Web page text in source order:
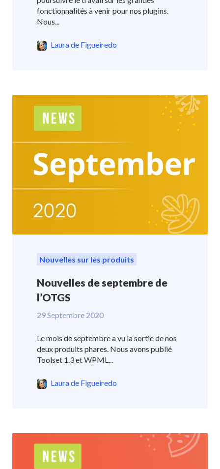
fonctionnalités à venir pour nos plugins.
Nous...
Laura de Figueiredo
Nouvelles sur les produits
Nouvelles de septembre de
l’OTGS
29 Septembre 2020
Le mois de septembre a vu la sortie de nos
deux produits phares. Nous avons publié
Toolset 1.3 et WPML...
Laura de Figueiredo